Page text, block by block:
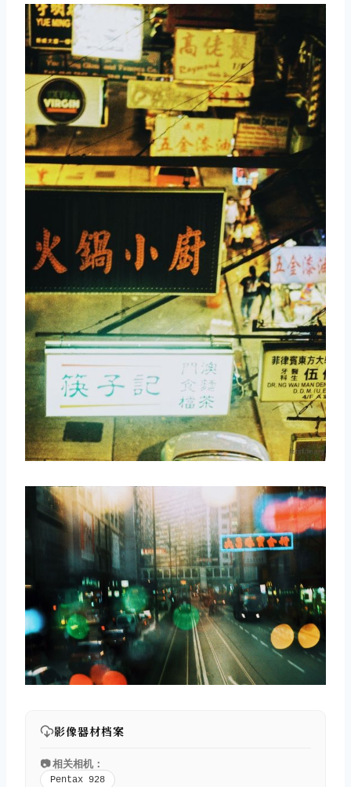
影像器材档案
📷 相关相机：
Pentax 928
取消 搜索